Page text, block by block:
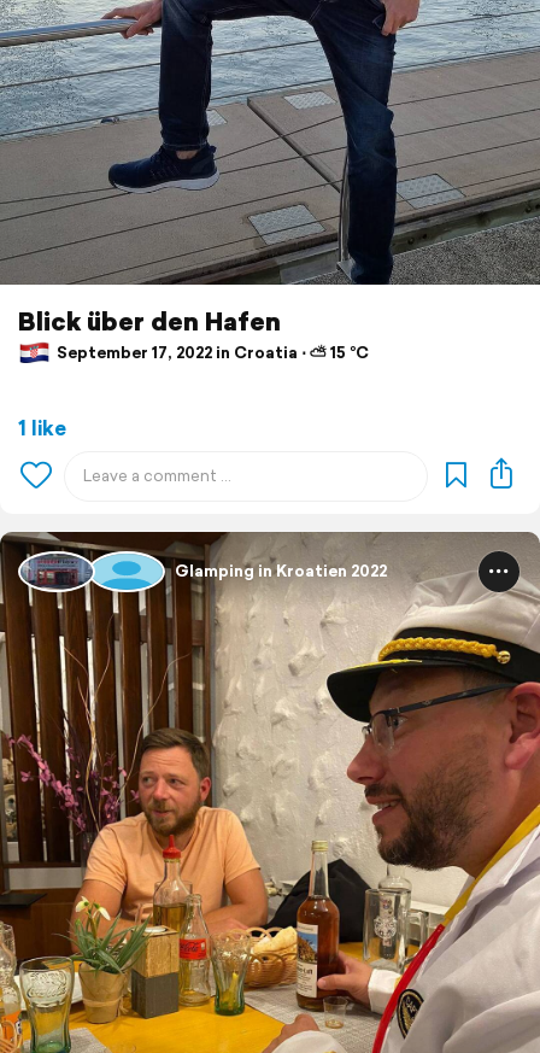
Blick über den Hafen
September 17, 2022 in Croatia ⋅ ⛅ 15 °C
1 like
Glamping in Kroatien 2022